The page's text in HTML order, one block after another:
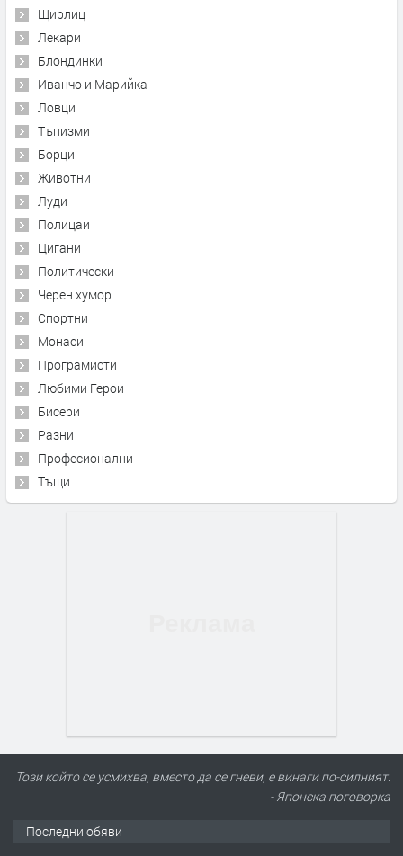
Щирлиц
Лекари
Блондинки
Иванчо и Марийка
Ловци
Тъпизми
Борци
Животни
Луди
Полицаи
Цигани
Политически
Черен хумор
Спортни
Монаси
Програмисти
Любими Герои
Бисери
Разни
Професионални
Тъщи
Този който се усмихва, вместо да се гневи, е винаги по-силният.
- Японска поговорка
Последни обяви